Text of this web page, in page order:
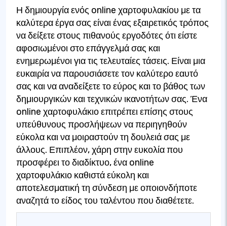
Η δημιουργία ενός online χαρτοφυλακίου με τα
καλύτερα έργα σας είναι ένας εξαιρετικός τρόπος
να δείξετε στους πιθανούς εργοδότες ότι είστε
αφοσιωμένοι στο επάγγελμά σας και
ενημερωμένοι για τις τελευταίες τάσεις. Είναι μια
ευκαιρία να παρουσιάσετε τον καλύτερο εαυτό
σας και να αναδείξετε το εύρος και το βάθος των
δημιουργικών και τεχνικών ικανοτήτων σας. Ένα
online χαρτοφυλάκιο επιτρέπει επίσης στους
υπεύθυνους προσλήψεων να περιηγηθούν
εύκολα και να μοιραστούν τη δουλειά σας με
άλλους. Επιπλέον, χάρη στην ευκολία που
προσφέρει το διαδίκτυο, ένα online
χαρτοφυλάκιο καθιστά εύκολη και
αποτελεσματική τη σύνδεση με οποιονδήποτε
αναζητά το είδος του ταλέντου που διαθέτετε.